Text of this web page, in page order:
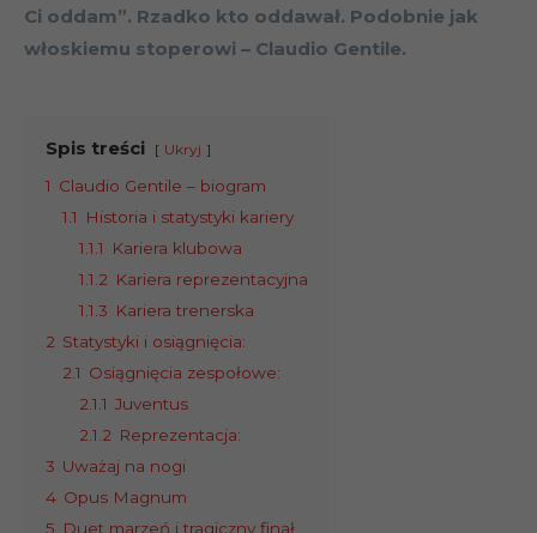
Ci oddam”. Rzadko kto oddawał. Podobnie jak
włoskiemu stoperowi – Claudio Gentile.
Spis treści Ukryj
1 Claudio Gentile – biogram
1.1
Historia i statystyki kariery
1.1.1
Kariera klubowa
1.1.2 Kariera reprezentacyjna
1.1.3 Kariera trenerska
2 Statystyki i osiągnięcia:
2.1 Osiągnięcia zespołowe:
2.1.1 Juventus
2.1.2 Reprezentacja:
3 Uważaj na nogi
4 Opus Magnum
5 Duet marzeń i tragiczny finał